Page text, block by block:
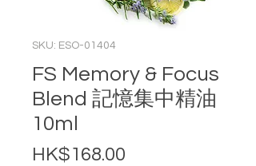
SKU: ESO-01404
FS Memory & Focus
Blend 記憶集中精油
10ml
HK$168.00